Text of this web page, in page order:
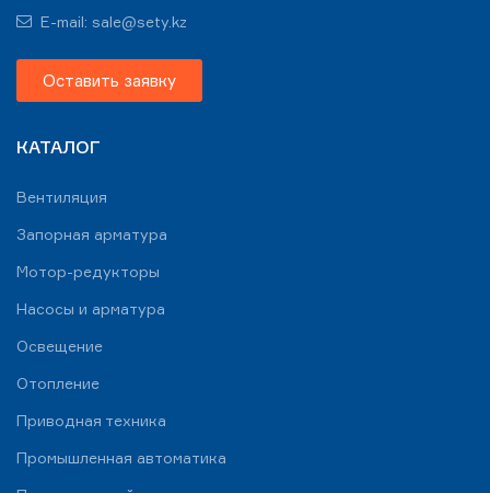
E-mail: sale@sety.kz
Оставить заявку
КАТАЛОГ
Вентиляция
Запорная арматура
Мотор-редукторы
Насосы и арматура
Освещение
Отопление
Приводная техника
Промышленная автоматика